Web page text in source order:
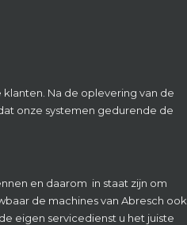
Na de oplevering van de
onze systemen gedurende de
en daarom in staat zijn om
de machines van Abresch ook
eigen servicedienst u het juiste